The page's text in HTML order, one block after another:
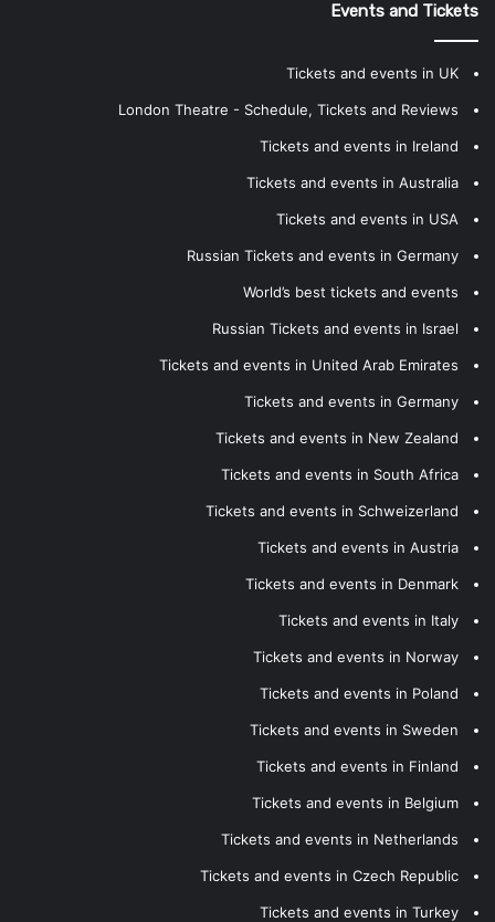
Events and Tickets
Tickets and events in UK
London Theatre - Schedule, Tickets and Reviews
Tickets and events in Ireland
Tickets and events in Australia
Tickets and events in USA
Russian Tickets and events in Germany
World’s best tickets and events
Russian Tickets and events in Israel
Tickets and events in United Arab Emirates
Tickets and events in Germany
Tickets and events in New Zealand
Tickets and events in South Africa
Tickets and events in Schweizerland
Tickets and events in Austria
Tickets and events in Denmark
Tickets and events in Italy
Tickets and events in Norway
Tickets and events in Poland
Tickets and events in Sweden
Tickets and events in Finland
Tickets and events in Belgium
Tickets and events in Netherlands
Tickets and events in Czech Republic
Tickets and events in Turkey